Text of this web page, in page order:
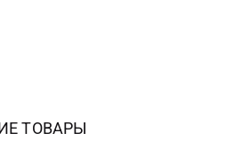
ТОВАРЫ